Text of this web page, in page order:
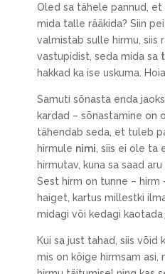
Oled sa tähele pannud, et
mida talle rääkida? Siin
valmistab sulle hirmu, siis
vastupidist, seda mida sa
hakkad ka ise uskuma. Hoia
Samuti sõnasta enda jaoks,
kardad – sõnastamine on
tähendab seda, et tuleb
hirmule nimi , siis ei ole ta
hirmutav, kuna sa saad
Sest hirm on tunne – hirm
haiget, kartus millestki
midagi või kedagi kaotada
Kui sa just tahad, siis
mis on kõige hirmsam asi,